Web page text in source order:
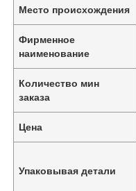
Место происхождения
Фирменное
наименование
Количество мин
заказа
Цена
Упаковывая детали